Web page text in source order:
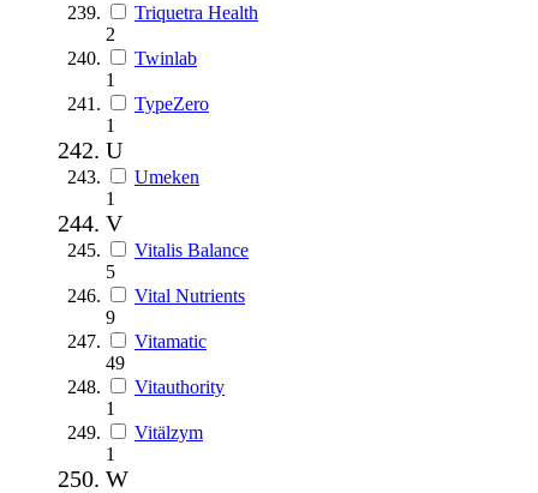
Triquetra Health
2
Twinlab
1
TypeZero
1
U
Umeken
1
V
Vitalis Balance
5
Vital Nutrients
9
Vitamatic
49
Vitauthority
1
Vitälzym
1
W